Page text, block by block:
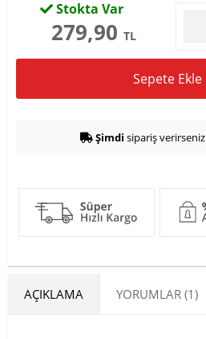
Stokta Var
279,90 TL
Sepete Ekle
Şimdi sipariş verirseniz
AÇIKLAMA YORUMLAR (1)